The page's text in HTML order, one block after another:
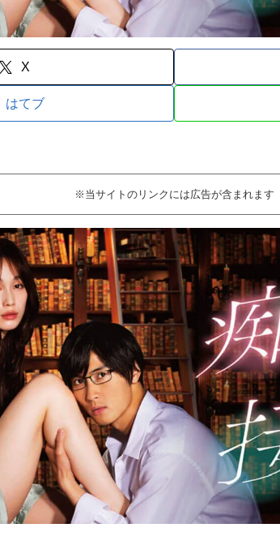
X
はてブ
※当サイトのリンクには広告が含まれます